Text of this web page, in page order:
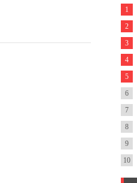
1
2
3
4
5
6
7
8
9
10